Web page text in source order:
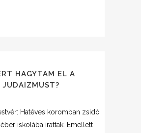
HAGYTAM EL A
JUDAIZMUST?
Hatéves koromban zsidó
iskolába írattak. Emellett